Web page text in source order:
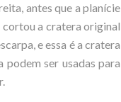
antes que a planície
cortou a cratera original
e essa é a cratera
podem ser usadas para